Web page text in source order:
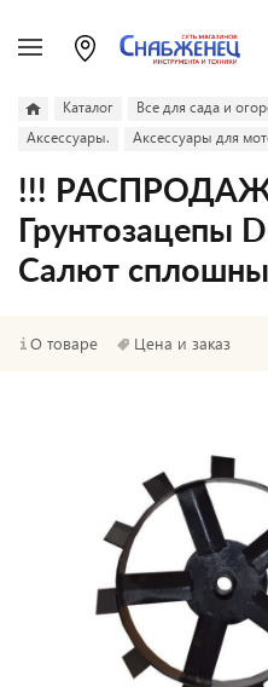
Каталог Все для сада и
Аксессуары.
Аксессуары для
!!!
Грунтозацепы
Салют
О товаре Цена и заказ